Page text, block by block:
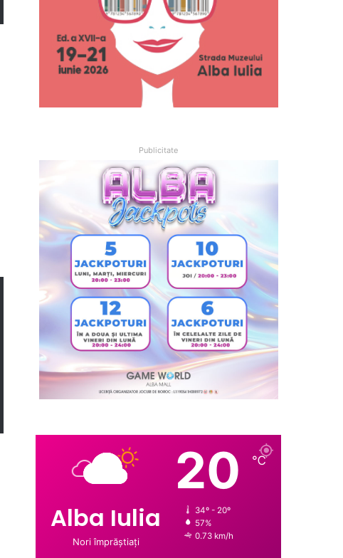
Publicitate
Alba Iulia
Nori împrăștiați
20 ℃
34º - 20º
57%
0.73 km/h